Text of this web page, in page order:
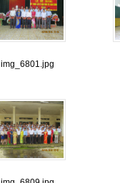
img_6801.jpg